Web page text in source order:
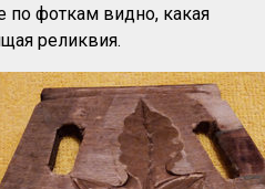
по фоткам видно, какая
реликвия.